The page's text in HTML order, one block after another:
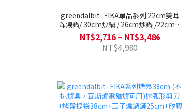
greendalbit- FIKA單品系列 22cm雙耳
深湯鍋/ 30cm炒鍋 / 26cm炒鍋 /22cm雙
耳湯鍋 / 18cm單柄湯鍋/ 28cm平底鍋/
28cm烤盤 單入(IH適用/不挑爐具/可直
火)
NT$2,716 ~ NT$3,486
NT$4,980